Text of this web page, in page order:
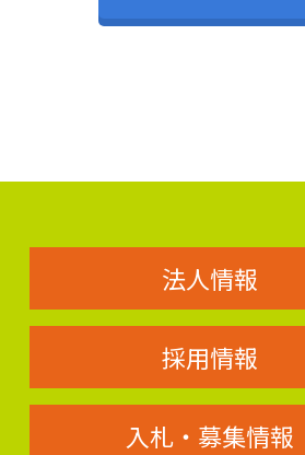
法人情報
採用情報
入札・募集情報